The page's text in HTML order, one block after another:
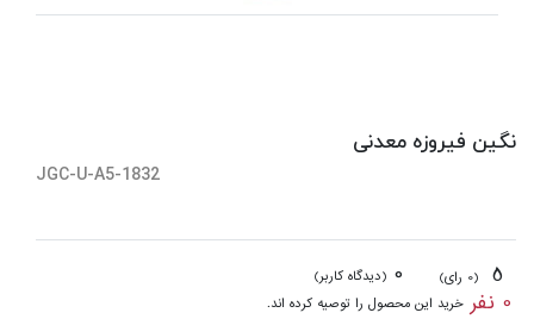
نگین فیروزه معدنی
JGC-U-A5-1832
(0 رای) 0 (دیدگاه کاربر)
0 نفر خرید این محصول را توصیه کرده اند.